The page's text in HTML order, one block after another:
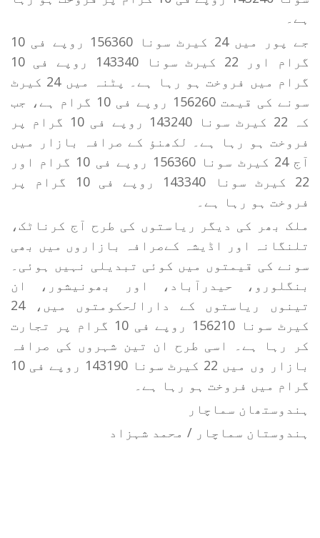
ہے۔
جے پور میں 24 کیرٹ سونا 156360 روپے فی 10
گرام اور 22 کیرٹ سونا 143340 روپے فی 10
گرام میں فروخت ہو رہا ہے۔ پٹنہ میں 24 کیرٹ
سونے کی قیمت 156260 روپے فی 10 گرام ہے، جب
کہ 22 کیرٹ سونا 143240 روپے فی 10 گرام پر
فروخت ہو رہا ہے۔ لکھنؤ کے صرافہ بازار میں
آج 24 کیرٹ سونا 156360 روپے فی 10 گرام اور
22 کیرٹ سونا 143340 روپے فی 10 گرام پر
فروخت ہو رہا ہے۔
ملک بھر کی دیگر ریاستوں کی طرح آج کرناٹک،
تلنگانہ اور اڈیشہ کےصرافہ بازاروں میں بھی
سونے کی قیمتوں میں کوئی تبدیلی نہیں ہوئی۔
بنگلورو، حیدرآباد، اور بھونیشور، ان
تینوں ریاستوں کے دارالحکومتوں میں، 24
کیرٹ سونا 156210 روپے فی 10 گرام پر تجارت
کر رہا ہے۔ اسی طرح ان تین شہروں کی صرافہ
بازار وں میں 22 کیرٹ سونا 143190 روپے فی 10
گرام میں فروخت ہو رہا ہے۔
ہندوستھان سماچار
ہندوستان سماچار / محمد شہزاد